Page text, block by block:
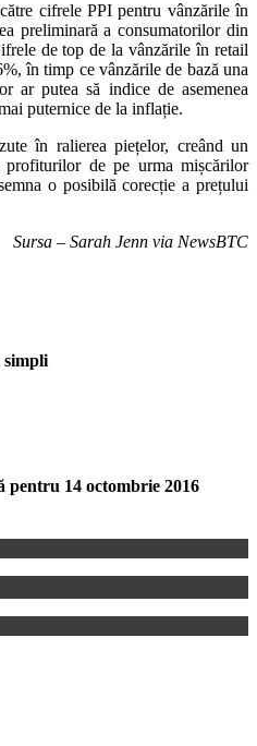
cifrele PPI pentru vânzările în
preliminară a consumatorilor din
de top de la vânzările în retail
în timp ce vânzările de bază una
ar putea să indice de asemenea
puternice de la inflație.
în ralierea piețelor, creând un
profiturilor de pe urma mișcărilor
o posibilă corecție a prețului
Sursa – Sarah Jenn via NewsBTC
simpli
pentru 14 octombrie 2016